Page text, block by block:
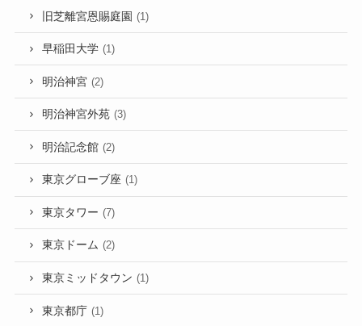
旧芝離宮恩賜庭園 (1)
早稲田大学 (1)
明治神宮 (2)
明治神宮外苑 (3)
明治記念館 (2)
東京グローブ座 (1)
東京タワー (7)
東京ドーム (2)
東京ミッドタウン (1)
東京都庁 (1)